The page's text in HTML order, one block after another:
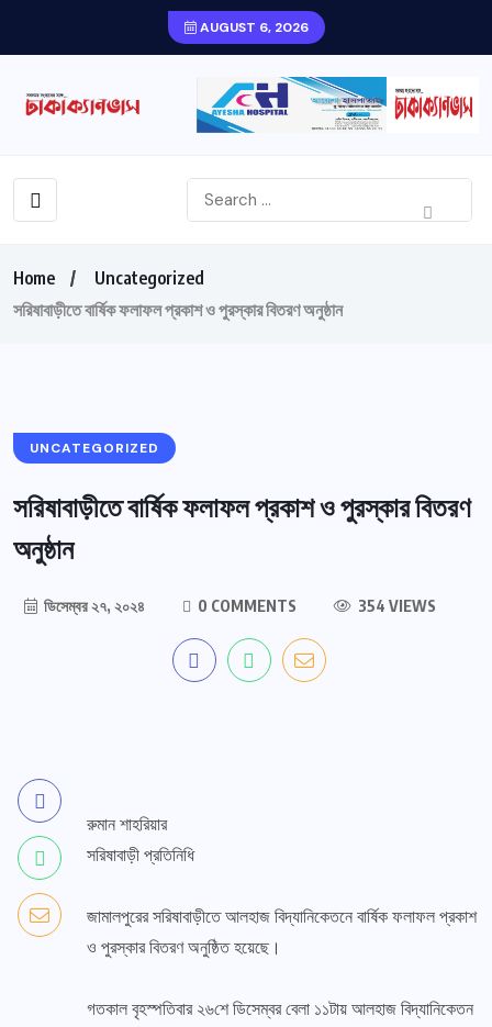
AUGUST 6, 2026
Home
Uncategorized
সরিষাবাড়ীতে বার্ষিক ফলাফল প্রকাশ ও পুরস্কার বিতরণ অনুষ্ঠান
UNCATEGORIZED
সরিষাবাড়ীতে বার্ষিক ফলাফল প্রকাশ ও পুরস্কার বিতরণ
অনুষ্ঠান
ডিসেম্বর ২৭, ২০২৪ 0 COMMENTS 354 VIEWS
রুমান শাহরিয়ার
সরিষাবাড়ী প্রতিনিধি
জামালপুরের সরিষাবাড়ীতে আলহাজ বিদ্যানিকেতনে বার্ষিক ফলাফল প্রকাশ
ও পুরস্কার বিতরণ অনুষ্ঠিত হয়েছে।
গতকাল বৃহস্পতিবার ২৬শে ডিসেম্বর বেলা ১১টায় আলহাজ বিদ্যানিকেতন